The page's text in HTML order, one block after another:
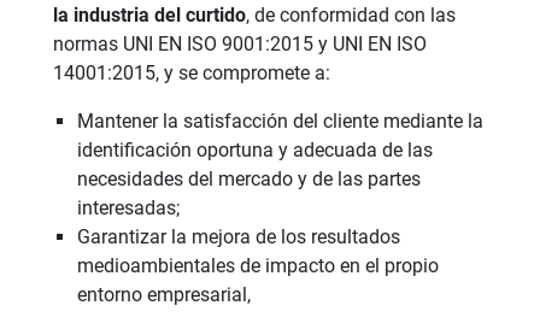
la industria del curtido, de conformidad con las
normas UNI EN ISO 9001:2015 y UNI EN ISO
14001:2015, y se compromete a:
Mantener la satisfacción del cliente mediante la
identificación oportuna y adecuada de las
necesidades del mercado y de las partes
interesadas;
Garantizar la mejora de los resultados
medioambientales de impacto en el propio
entorno empresarial,